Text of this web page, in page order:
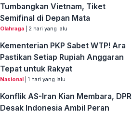
Tumbangkan Vietnam, Tiket
Semifinal di Depan Mata
Olahraga | 2 hari yang lalu
Kementerian PKP Sabet WTP! Ara
Pastikan Setiap Rupiah Anggaran
Tepat untuk Rakyat
Nasional | 1 hari yang lalu
Konflik AS-Iran Kian Membara, DPR
Desak Indonesia Ambil Peran